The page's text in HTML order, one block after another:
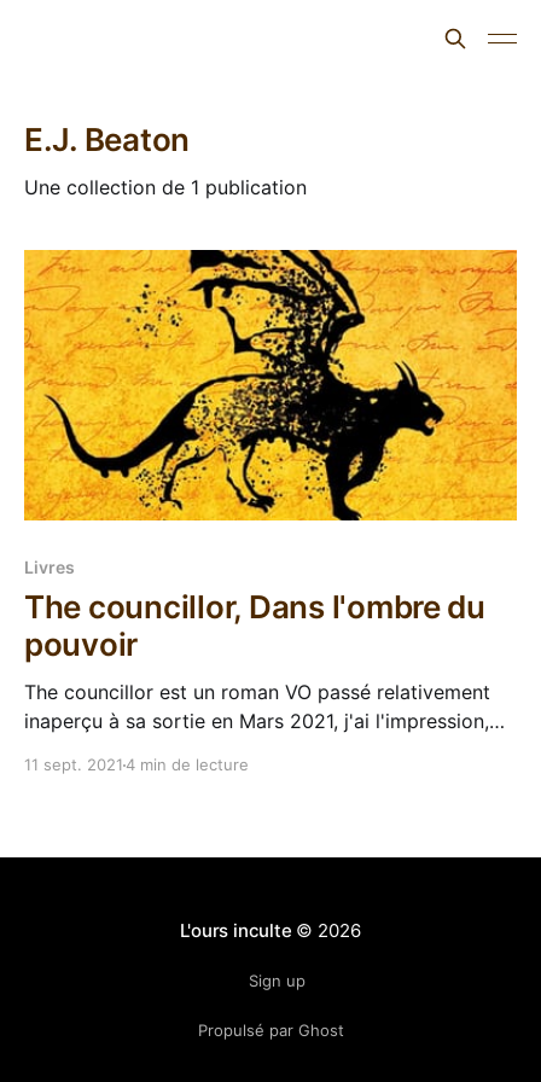
E.J. Beaton
Une collection de 1 publication
Livres
The councillor, Dans l'ombre du
pouvoir
The councillor est un roman VO passé relativement
inaperçu à sa sortie en Mars 2021, j'ai l'impression,
et sa couverture m'avaient convaincu de l'acheter à
11 sept. 20214 min de lecture
L'ours inculte © 2026
Sign up
Propulsé par Ghost